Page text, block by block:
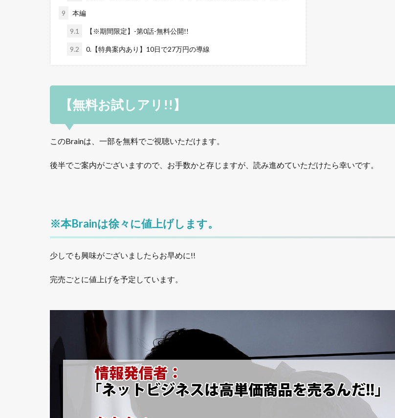
9 本編
9.1 【※期間限定】-第0話-無料公開!!
9.2 0.【特典案内あり】10日で27万円の導線
【無料お試しアリ!!】
このBrainは、一部を無料でご視聴いただけます。
後半でご案内がございますので、お手数かと存じますが、読み進めていただけたら幸いです。
※本Brainは徐々に値上げします。
少しでも興味がございましたらお早めに!!
完売ごとに値上げを予定しています。